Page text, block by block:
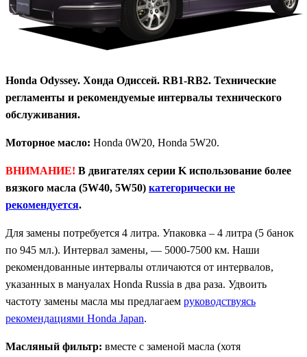
Honda Odyssey. Хонда Одиссей. RB1-RB2. Технические
регламенты и рекомендуемые интервалы технического
обслуживания.
Моторное масло: Honda 0W20, Honda 5W20.
ВНИМАНИЕ! В двигателях серии K использование более
вязкого масла (5W40, 5W50) категорически не
рекомендуется.
Для замены потребуется 4 литра. Упаковка – 4 литра (5 банок
по 945 мл.). Интервал замены, — 5000-7500 км. Наши
рекомендованные интервалы отличаются от интервалов,
указанных в мануалах Honda Russia в два раза. Удвоить
частоту замены масла мы предлагаем руководствуясь
рекомендациями Honda Japan.
Масляный фильтр: вместе с заменой масла (хотя